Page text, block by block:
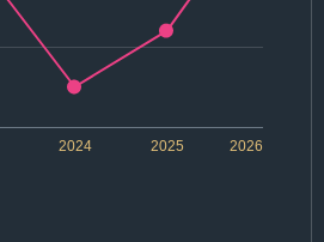
2024 2026
2025